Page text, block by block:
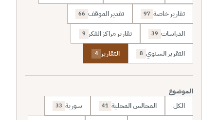
تقارير خاصة 97 تقدير الموقف 66
الدراسات 39 تقارير مراكز الفكر 9
التقرير السنوي 8 التقارير 4
الموضوع
الكل المجالس المحلية 41 سورية 33